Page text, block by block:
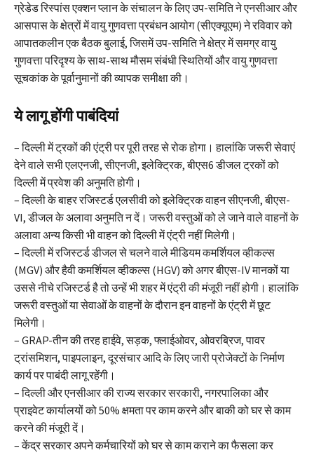
ग्रेडेड रिस्पांस एक्शन प्लान के संचालन के लिए उप-समिति ने एनसीआर और
आसपास के क्षेत्रों में वायु गुणवत्ता प्रबंधन आयोग (सीएक्यूएम) ने रविवार को
आपातकलीन एक बैठक बुलाई, जिसमें उप-समिति ने क्षेत्र में समग्र वायु
गुणवत्ता परिदृश्य के साथ-साथ मौसम संबंधी स्थितियों और वायु गुणवत्ता
सूचकांक के पूर्वानुमानों की व्यापक समीक्षा की।
ये लागू होंगी पाबंदियां
– दिल्ली में ट्रकों की एंट्री पर पूरी तरह से रोक होगा। हालांकि जरूरी सेवाएं
देने वाले सभी एलएनजी, सीएनजी, इलेक्ट्रिक, बीएस6 डीजल ट्रकों को
दिल्ली में प्रवेश की अनुमति होगी।
– दिल्ली के बाहर रजिस्टर्ड एलसीवी को इलेक्ट्रिक वाहन सीएनजी, बीएस-
VI, डीजल के अलावा अनुमति न दें। जरूरी वस्तुओं को ले जाने वाले वाहनों के
अलावा अन्य किसी भी वाहन को दिल्ली में एंट्री नहीं मिलेगी।
– दिल्ली में रजिस्टर्ड डीजल से चलने वाले मीडियम कमर्शियल व्हीकल्स
(MGV) और हैवी कमर्शियल व्हीकल्स (HGV) को अगर बीएस-IV मानकों या
उससे नीचे रजिस्टर्ड है तो उन्हें भी शहर में एंट्री की मंजूरी नहीं होगी। हालांकि
जरूरी वस्तुओं या सेवाओं के वाहनों के दौरान इन वाहनों के एंट्री में छूट
मिलेगी।
– GRAP-तीन की तरह हाईवे, सड़क, फ्लाईओवर, ओवरब्रिज, पावर
ट्रांसमिशन, पाइपलाइन, दूरसंचार आदि के लिए जारी प्रोजेक्टों के निर्माण
कार्य पर पाबंदी लागू रहेंगी।
– दिल्ली और एनसीआर की राज्य सरकार सरकारी, नगरपालिका और
प्राइवेट कार्यालयों को 50% क्षमता पर काम करने और बाकी को घर से काम
करने की मंजूरी दें।
– केंद्र सरकार अपने कर्मचारियों को घर से काम कराने का फैसला कर